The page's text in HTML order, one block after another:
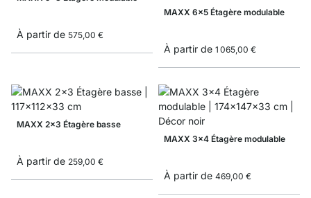
À partir de 575,00 €
MAXX 6x5 Étagère modulable
À partir de 1 065,00 €
MAXX 2x3 Étagère basse
À partir de 259,00 €
MAXX 3x4 Étagère modulable
À partir de 469,00 €